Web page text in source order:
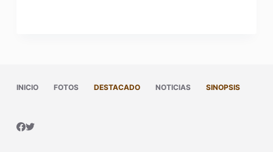
INICIO FOTOS DESTACADO NOTICIAS SINOPSIS